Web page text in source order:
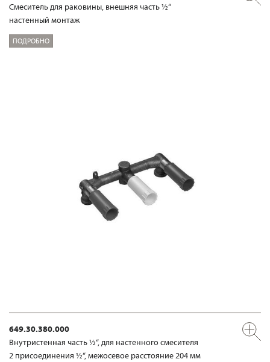
Смеситель для раковины, внешняя часть ½“
настенный монтаж
ПОДРОБНО
649.30.380.000
Внутристенная часть ½“, для настенного смесителя
2 присоединения ½“, межосевое расстояние 204 мм